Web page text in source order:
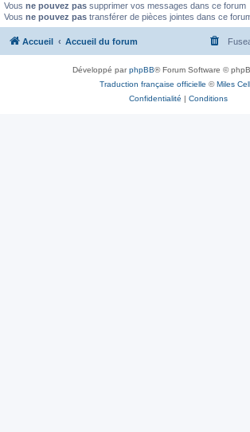
Vous ne pouvez pas supprimer vos messages dans ce forum
Vous ne pouvez pas transférer de pièces jointes dans ce
Accueil Accueil du forum
Développé parphpBB® Forum Software ©
Traduction française officielle ©Miles
Confidentialité | Conditions